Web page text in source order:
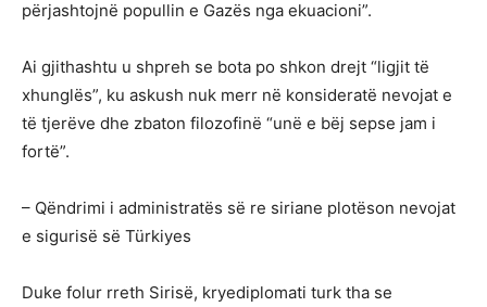
përjashtojnë popullin e Gazës nga ekuacioni”.
Ai gjithashtu u shpreh se bota po shkon drejt “ligjit të
xhunglës”, ku askush nuk merr në konsideratë nevojat e
të tjerëve dhe zbaton filozofinë “unë e bëj sepse jam i
fortë”.
– Qëndrimi i administratës së re siriane plotëson nevojat
e sigurisë së Türkiyes
Duke folur rreth Sirisë, kryediplomati turk tha se